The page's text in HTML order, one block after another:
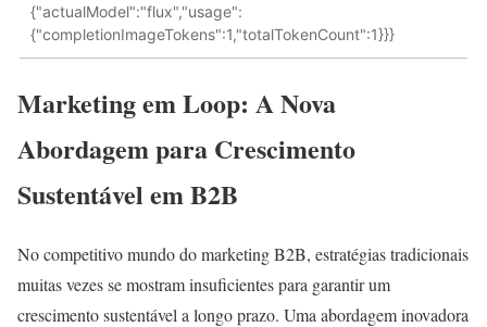
{"actualModel":"flux","usage":
{"completionImageTokens":1,"totalTokenCount":1}}}
Marketing em Loop: A Nova
Abordagem para Crescimento
Sustentável em B2B
No competitivo mundo do marketing B2B, estratégias tradicionais
muitas vezes se mostram insuficientes para garantir um
crescimento sustentável a longo prazo. Uma abordagem inovadora